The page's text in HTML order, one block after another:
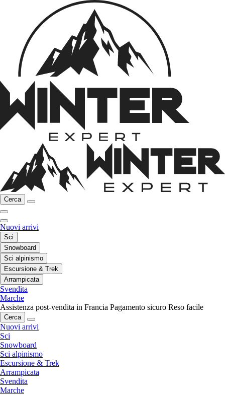
Cerca
Nuovi arrivi
Sci
Snowboard
Sci alpinismo
Escursione & Trek
Arrampicata
Svendita
Marche
Assistenza post-vendita in Francia Pagamento sicuro Reso facile
Cerca
Nuovi arrivi
Sci
Snowboard
Sci alpinismo
Escursione & Trek
Arrampicata
Svendita
Marche